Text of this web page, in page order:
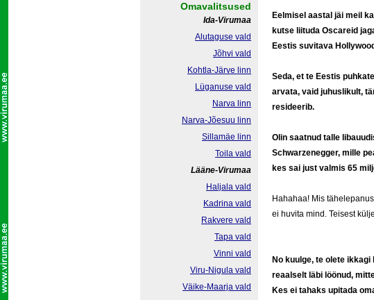
Eelmisel aastal jäi meil
kutse liituda Oscareid
Eestis suvitava
Seda, et te Eestis
arvata, vaid juhuslikult,
resideerib.
Olin saatnud talle
Schwarzenegger, mille
kes sai just valmis 65
Hahahaa! Mis
ei huvita mind. Teisest
No kuulge, te olete
reaalselt läbi löönud,
Kes ei tahaks upitada
Omavalitsused
Ida-Virumaa
Alutaguse vald
Jõhvi vald
Kohtla-Järve linn
Lüganuse vald
Narva linn
Narva-Jõesuu linn
Sillamäe linn
Toila vald
Lääne-Virumaa
Haljala vald
Kadrina vald
Rakvere vald
Tapa vald
Vinni vald
Viru-Nigula vald
Väike-Maarja vald